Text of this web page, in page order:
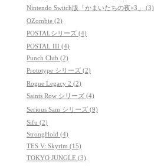
Nintendo Switch版「かまいたちの夜×3」 (3)
OZombie (2)
POSTALシリーズ (4)
POSTAL III (4)
Punch Club (2)
Prototype シリーズ (2)
Rogue Legacy 2 (2)
Saints Row シリーズ (4)
Serious Sam シリーズ (9)
Sifu (2)
StrongHold (4)
TES V: Skyrim (15)
TOKYO JUNGLE (3)